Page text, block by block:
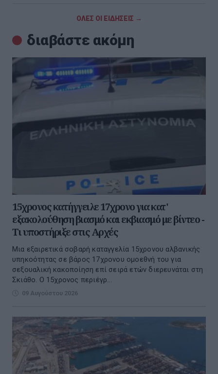
ΟΛΕΣ ΟΙ ΕΙΔΗΣΕΙΣ →
διαβάστε ακόμη
15χρονος κατήγγειλε 17χρονο για κατ'
εξακολούθηση βιασμό και εκβιασμό με βίντεο -
Τι υποστήριξε στις Αρχές
Μια εξαιρετικά σοβαρή καταγγελία 15χρονου αλβανικής
υπηκοότητας σε βάρος 17χρονου ομοεθνή του για
σεξουαλική κακοποίηση επί σειρά ετών διερευνάται στη
Σκιάθο. Ο 15χρονος περιέγρ...
09 Αυγούστου 2026